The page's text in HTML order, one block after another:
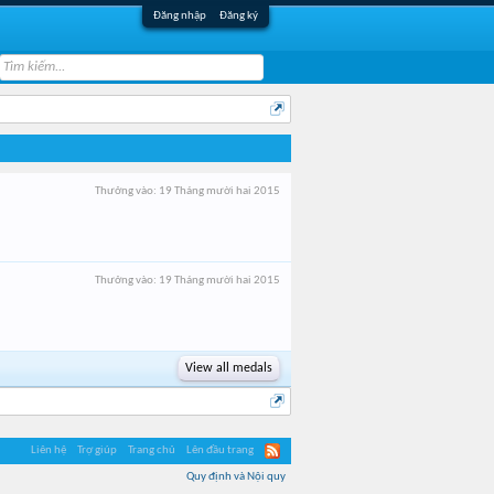
Đăng nhập Đăng ký
Thưởng vào: 19 Tháng mười hai 2015
Thưởng vào: 19 Tháng mười hai 2015
View all medals
Liên hệ Trợ giúp Trang chủ Lên đầu trang
Quy định và Nội quy